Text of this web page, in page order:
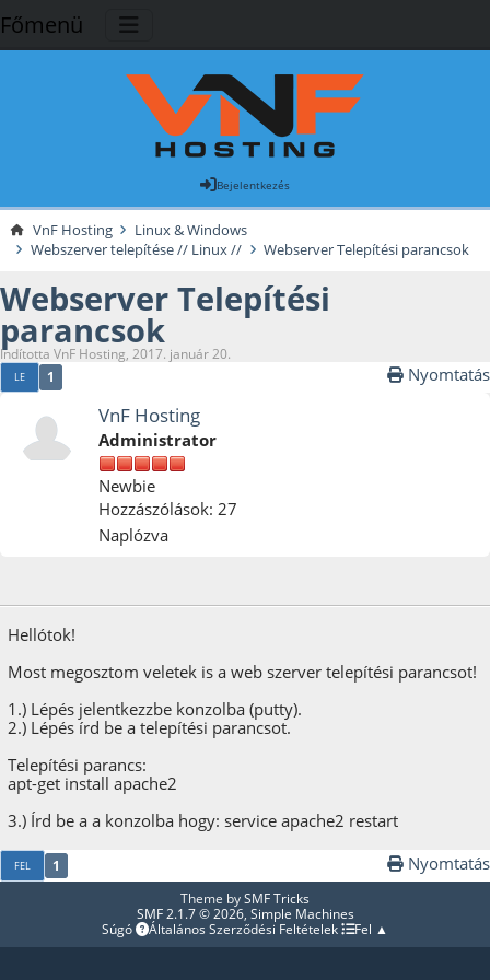
Főmenü
Bejelentkezés
VnF Hosting
Linux & Windows
Webszerver telepítése // Linux //
Webserver Telepítési parancsok
Webserver Telepítési
parancsok
Indította VnF Hosting, 2017. január 20.
LE 1 Nyomtatás
VnF Hosting
Administrator
Newbie
Hozzászólások: 27
Naplózva
Hellótok!
Most megosztom veletek is a web szerver telepítési parancsot!
1.) Lépés jelentkezzbe konzolba (putty).
2.) Lépés írd be a telepítési parancsot.
Telepítési parancs:
apt-get install apache2
3.) Írd be a a konzolba hogy: service apache2 restart
FEL 1 Nyomtatás
Theme bySMF Tricks
SMF 2.1.7 © 2026, Simple Machines
Súgó
Általános Szerződési Feltételek Fel ▲